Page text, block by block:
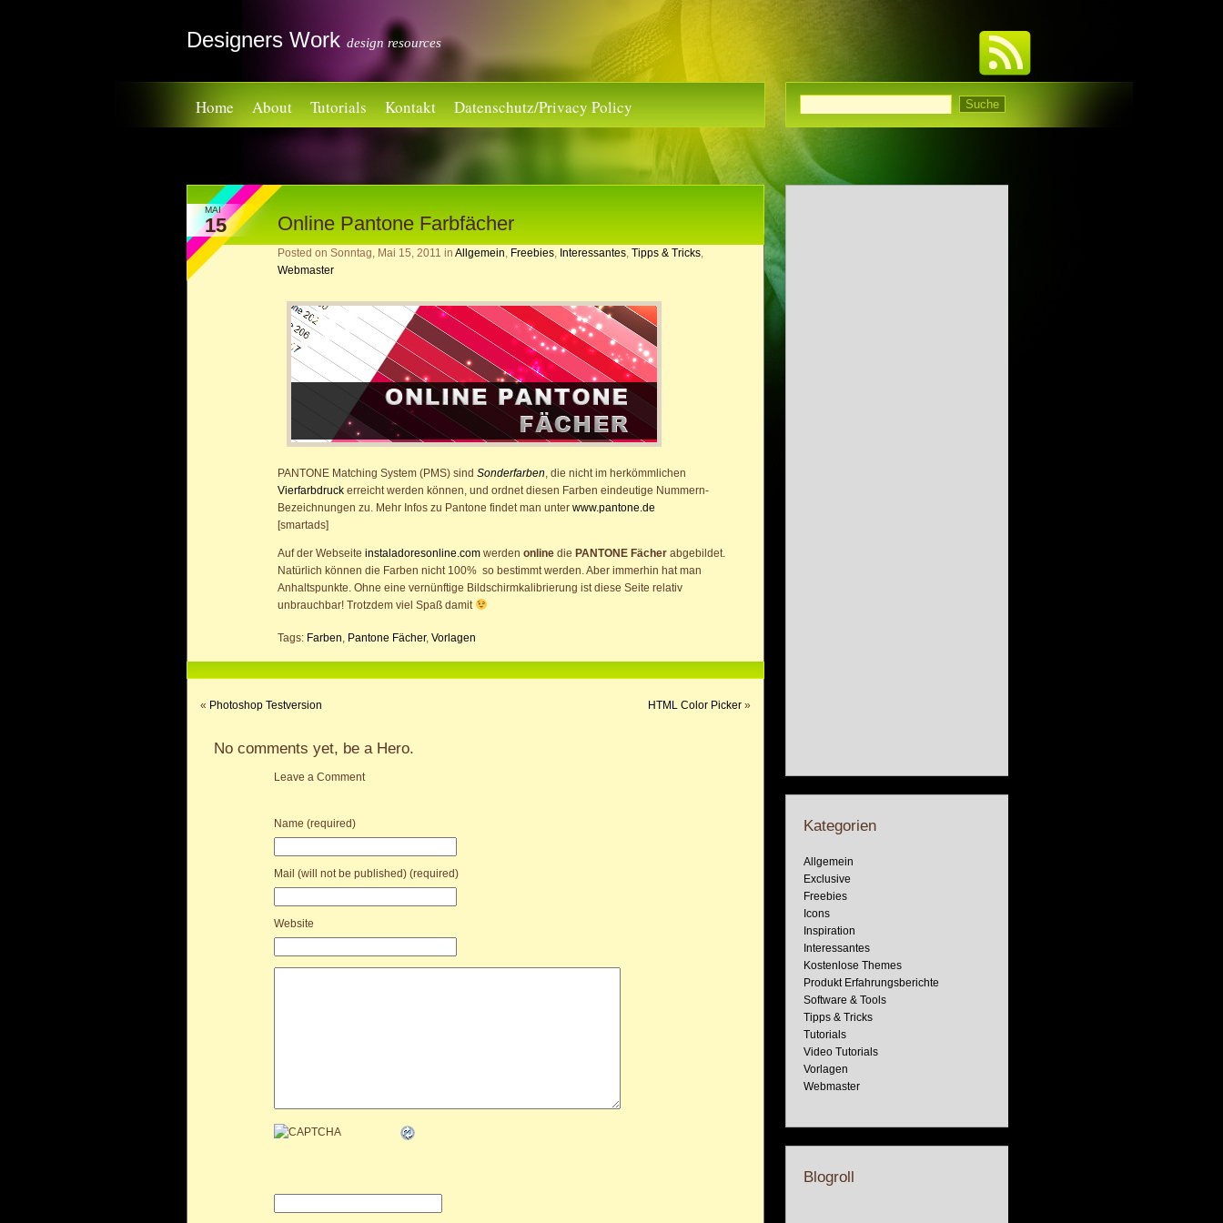
Designers Work design resources
Home About Tutorials Kontakt Datenschutz/Privacy Policy
MAI
15 Online Pantone Farbfächer
Posted on Sonntag, Mai 15, 2011 in Allgemein, Freebies, Interessantes, Tipps & Tricks,
Webmaster
PANTONE Matching System (PMS) sind Sonderfarben, die nicht im herkömmlichen
Vierfarbdruck erreicht werden können, und ordnet diesen Farben eindeutige Nummern-
Bezeichnungen zu. Mehr Infos zu Pantone findet man unter www.pantone.de
[smartads]
Auf der Webseite instaladoresonline.com werden online die PANTONE Fächer abgebildet.
Natürlich können die Farben nicht 100% so bestimmt werden. Aber immerhin hat man
Anhaltspunkte. Ohne eine vernünftige Bildschirmkalibrierung ist diese Seite relativ
unbrauchbar! Trotzdem viel Spaß damit
Tags: Farben, Pantone Fächer, Vorlagen
« Photoshop Testversion HTML Color Picker »
No comments yet, be a Hero.
Leave a Comment
Name (required)
Mail (will not be published) (required)
Website
Kategorien
Allgemein
Exclusive
Freebies
Icons
Inspiration
Interessantes
Kostenlose Themes
Produkt Erfahrungsberichte
Software & Tools
Tipps & Tricks
Tutorials
Video Tutorials
Vorlagen
Webmaster
Blogroll